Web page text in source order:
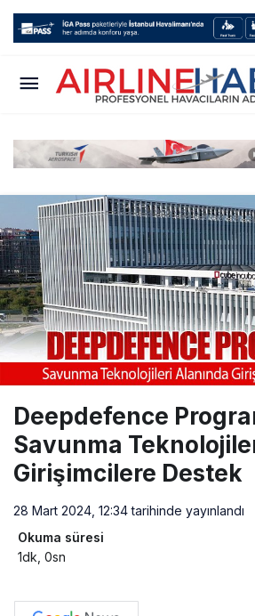
Deepdefence
Savunma
Girişimcilere Destek
28 Mart 2024, 12:34tarihinde yayınlandı
Okuma süresi
1dk, 0sn